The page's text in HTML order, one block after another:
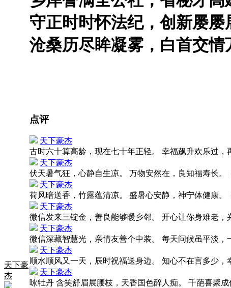
天下豪
杰
守正时时怀法纪，创新屡屡
沧桑历尽眸凝雾，白首交情
点评
天下豪杰
古时六十算高龄，现在七十年正轻。 幸福飙升欢乐过，
天下豪杰
伏天暑气狂，心静自生凉。 万物安然在，良知福寿长。
天下豪杰
荷风暗送香，竹露蕴清凉。 盛暑心安静，神宁体健康。
天下豪杰
微信发来三锭金，善良能够暖乡邻。 开心让你身难老，
天下豪杰
微信深藏智慧光，亲情友善个中装。 每天问候虽平淡，
天下豪杰
顺水顺风又一天，辰时祝福送身边。 知心不在言多少，
天下豪杰
咏牡丹 含笑舒眉展腰枝，天香国色醉人痴。 千葩喜聚